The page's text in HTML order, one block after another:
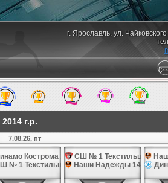
г. Ярославль, ул.
г.р.
7.08.26, пт
Кострома 14
№ 1 Текстильщик 14
СШ № 1 Текстильщик 14
Наши Надежды 14